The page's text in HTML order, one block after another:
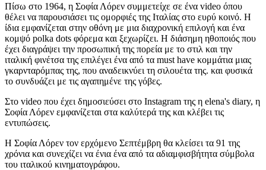
Πίσω στο 1964, η Σοφία Λόρεν συμμετείχε σε ένα video όπου
θέλει να παρουσιάσει τις ομορφιές της Ιταλίας στο ευρύ κοινό. Η
ίδια εμφανίζεται στην οθόνη με μια διαχρονική επιλογή και ένα
κομψό polka dots φόρεμα και ξεχωρίζει. Η διάσημη ηθοποιός που
έχει διαγράψει την προσωπική της πορεία με το στιλ και την
ιταλική φινέτσα της επιλέγει ένα από τα must have κομμάτια μιας
γκαρνταρόμπας της, που αναδεικνύει τη σιλουέτα της. και φυσικά
το συνδυάζει με τις αγαπημένε της γόβες.
Στο video που έχει δημοσιεύσει στο Instagram της η elena's diary, η
Σοφία Λόρεν εμφανίζεται στα καλύτερά της και κλέβει τις
εντυπώσεις.
Η Σοφία Λόρεν τον ερχόμενο Σεπτέμβρη θα κλείσει τα 91 της
χρόνια και συνεχίζει να ένια ένα από τα αδιαμφισβήτητα σύμβολα
του ιταλικού κινηματογράφου.